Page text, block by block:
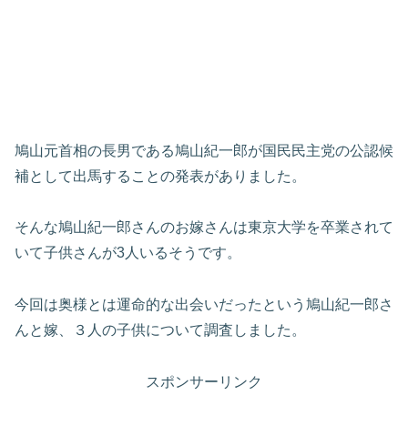
鳩山元首相の長男である鳩山紀一郎が国民民主党の公認候
補として出馬することの発表がありました。
そんな鳩山紀一郎さんのお嫁さんは東京大学を卒業されて
いて子供さんが3人いるそうです。
今回は奥様とは運命的な出会いだったという鳩山紀一郎さ
んと嫁、３人の子供について調査しました。
スポンサーリンク